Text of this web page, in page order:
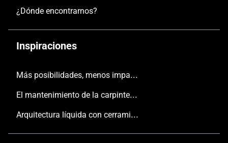
¿Dónde encontrarnos?
Inspiraciones
Más posibilidades, menos impacto
El mantenimiento de la carpintería
Arquitectura líquida con cerramientos TECHNAL